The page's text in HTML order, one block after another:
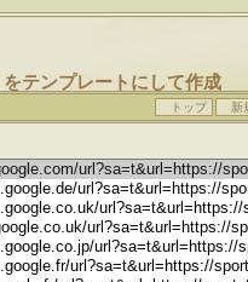
をテンプレートにして作成
トップ 新